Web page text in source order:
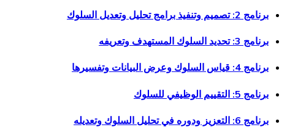
برنامج 2: تصميم وتنفيذ برامج تحليل وتعديل السلوك
برنامج 3: تحديد السلوك المستهدف وتعريفه
برنامج 4: قياس السلوك وعرض البيانات وتفسيرها
برنامج 5: التقييم الوظيفي للسلوك
برنامج 6: التعزيز ودوره في تحليل السلوك وتعديله